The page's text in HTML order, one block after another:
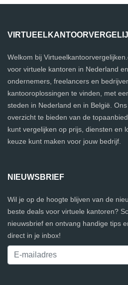
Welkom bij
voor virtuele kantoren in Nederland
ondernemers, freelancers en
kantooroplossingen te vinden, met
steden in Nederland en in België.
overzicht te bieden van de
kunt vergelijken op prijs, diensten en
keuze kunt maken voor jouw bedrijf.
NIEUWSBRIEF
Wil je op de hoogte blijven van de
beste deals voor virtuele kantoren?
nieuwsbrief en ontvang handige tips
direct in je inbox!